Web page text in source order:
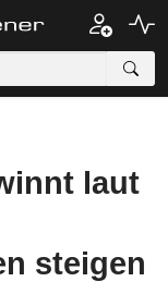
laut
steigen